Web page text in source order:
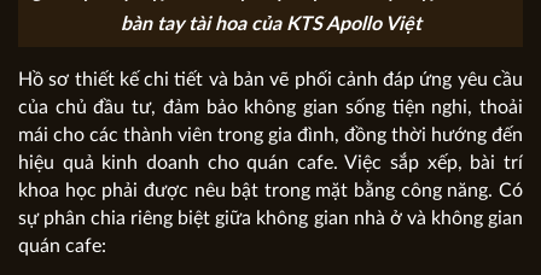
bàn tay tài hoa của KTS Apollo Việt
Hồ sơ thiết kế chi tiết và bản vẽ phối cảnh đáp ứng yêu cầu
của chủ đầu tư, đảm bảo không gian sống tiện nghi, thoải
mái cho các thành viên trong gia đình, đồng thời hướng đến
hiệu quả kinh doanh cho quán cafe. Việc sắp xếp, bài trí
khoa học phải được nêu bật trong mặt bằng công năng. Có
sự phân chia riêng biệt giữa không gian nhà ở và không gian
quán cafe: